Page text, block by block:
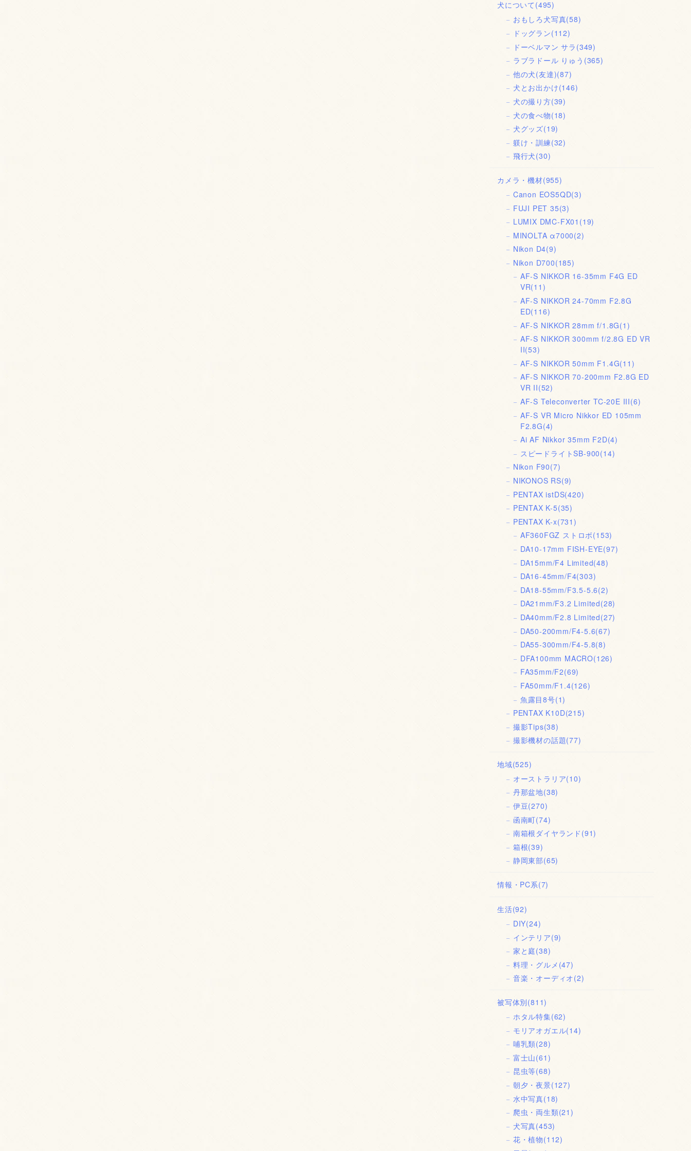
犬について (495)
おもしろ犬写真(58)
ドッグラン(112)
ドーベルマン サラ (349)
ラブラドール りゅう (365)
他の犬(友達)(87)
犬とお出かけ(146)
犬の撮り方(39)
犬の食べ物(18)
犬グッズ(19)
躾け・訓練(32)
飛行犬(30)
カメラ・機材(955)
Canon EOS5QD(3)
FUJI PET 35(3)
LUMIX DMC-FX01 (19)
MINOLTA α7000(2)
Nikon D4(9)
Nikon D700(185)
AF-S NIKKOR 16-35mm F4G ED
VR(11)
AF-S NIKKOR 24-70mm F2.8G
ED(116)
AF-S NIKKOR 28mm f/1.8G(1)
AF-S NIKKOR 300mm f/2.8G ED VR
II(53)
AF-S NIKKOR 50mm F1.4G(11)
AF-S NIKKOR 70-200mm F2.8G ED
VR II(52)
AF-S Teleconverter TC-20E III(6)
AF-S VR Micro Nikkor ED 105mm
F2.8G(4)
Ai AF Nikkor 35mm F2D(4)
スピードライトSB-900(14)
Nikon F90(7)
NIKONOS RS(9)
PENTAX istDS(420)
PENTAX K-5(35)
PENTAX K-x(731)
AF360FGZ ストロボ(153)
DA10-17mm FISH-EYE(97)
DA15mm/F4 Limited(48)
DA16-45mm/F4(303)
DA18-55mm/F3.5-5.6(2)
DA21mm/F3.2 Limited(28)
DA40mm/F2.8 Limited(27)
DA50-200mm/F4-5.6(67)
DA55-300mm/F4-5.8(8)
DFA100mm MACRO(126)
FA35mm/F2(69)
FA50mm/F1.4(126)
魚露目8号(1)
PENTAX K10D(215)
撮影Tips(38)
撮影機材の話題(77)
地域(525)
オーストラリア(10)
丹那盆地(38)
伊豆(270)
函南町(74)
南箱根ダイヤランド (91)
箱根(39)
静岡東部(65)
情報・PC系(7)
生活(92)
DIY(24)
インテリア(9)
家と庭(38)
料理・グルメ (47)
音楽・オーディオ(2)
被写体別(811)
ホタル特集(62)
モリアオガエル(14)
哺乳類(28)
富士山(61)
昆虫等(68)
朝夕・夜景(127)
水中写真(18)
爬虫・両生類(21)
犬写真(453)
花・植物(112)